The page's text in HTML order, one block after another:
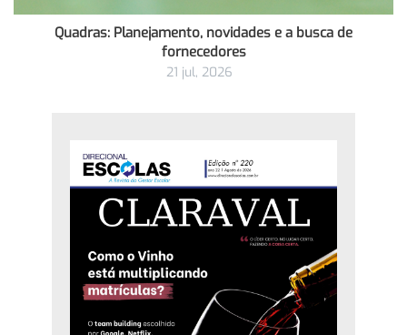
Quadras: Planejamento, novidades e a busca de
fornecedores
21 jul, 2026